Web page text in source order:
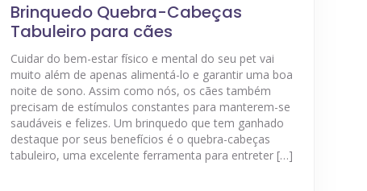
Brinquedo Quebra-Cabeças
Tabuleiro para cães
Cuidar do bem-estar físico e mental do seu pet vai
muito além de apenas alimentá-lo e garantir uma boa
noite de sono. Assim como nós, os cães também
precisam de estímulos constantes para manterem-se
saudáveis e felizes. Um brinquedo que tem ganhado
destaque por seus benefícios é o quebra-cabeças
tabuleiro, uma excelente ferramenta para entreter […]